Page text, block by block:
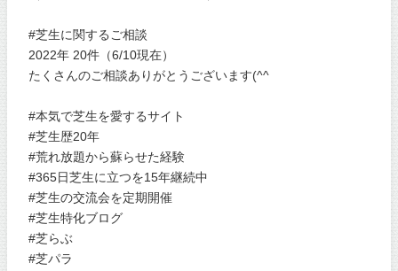
#芝生に関するご相談
2022年 20件（6/10現在）
たくさんのご相談ありがとうございます(^^
#本気で芝生を愛するサイト
#芝生歴20年
#荒れ放題から蘇らせた経験
#365日芝生に立つを15年継続中
#芝生の交流会を定期開催
#芝生特化ブログ
#芝らぶ
#芝パラ